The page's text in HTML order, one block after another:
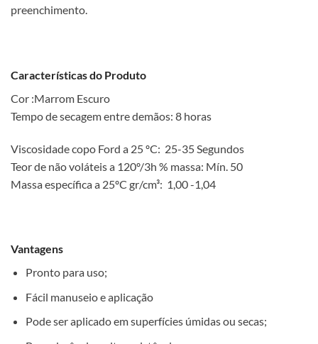
preenchimento.
Características do Produto
Cor :Marrom Escuro
Tempo de secagem entre demãos: 8 horas
Viscosidade copo Ford a 25 ºC: 25-35 Segundos
Teor de não voláteis a 120º/3h % massa: Mín. 50
Massa específica a 25ºC gr/cm³: 1,00 -1,04
Vantagens
Pronto para uso;
Fácil manuseio e aplicação
Pode ser aplicado em superfícies úmidas ou secas;